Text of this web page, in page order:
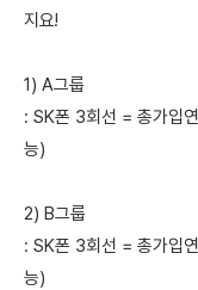
지요!
1) A그룹
: SK폰 3회선 = 총가입
능)
2) B그룹
: SK폰 3회선 = 총가입
능)